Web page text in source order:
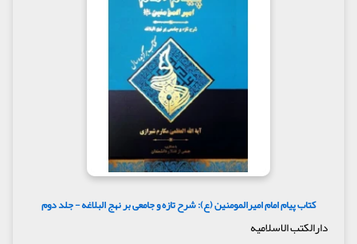
کتاب پیام امام امیرالمومنین (ع): شرح تازه و جامعی بر نهج البلاغه - جلد دوم
دارالکتب الاسلامیه